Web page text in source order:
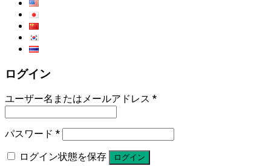
ログイン
ユーザー名またはメールアドレス *
パスワード *
ログイン状態を保存
ログイン